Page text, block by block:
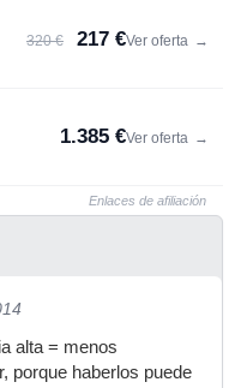
320 € 217 €Ver oferta →
1.385 €Ver oferta →
Enlaces de afiliación
alta = menos
porque haberlos puede